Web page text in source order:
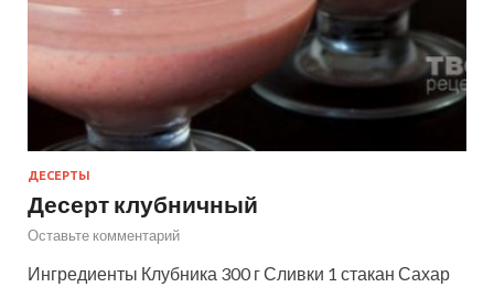
ДЕСЕРТЫ
Десерт клубничный
Оставьте комментарий
Ингредиенты Клубника 300 г Сливки 1 стакан Сахар